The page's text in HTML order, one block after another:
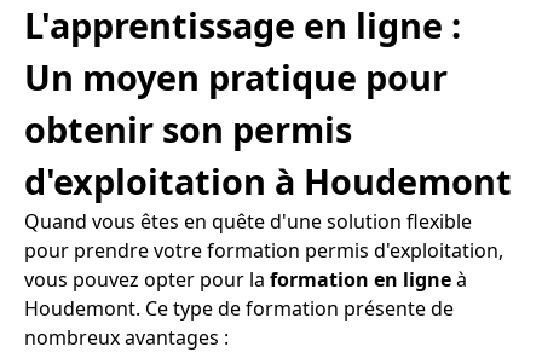
L'apprentissage en ligne :
Un moyen pratique pour
obtenir son permis
d'exploitation à Houdemont
Quand vous êtes en quête d'une solution flexible
pour prendre votre formation permis d'exploitation,
vous pouvez opter pour la formation en ligneà
Houdemont. Ce type de formation présente de
nombreux avantages :